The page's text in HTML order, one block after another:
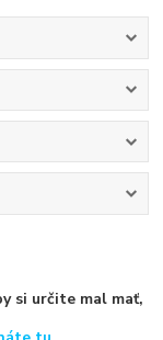
si určite mal mať,